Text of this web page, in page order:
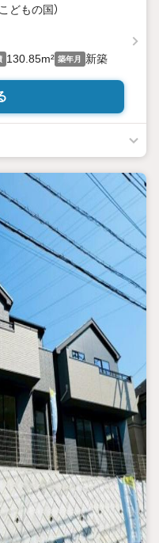
どもの国）
130.85m² 築年月 新築